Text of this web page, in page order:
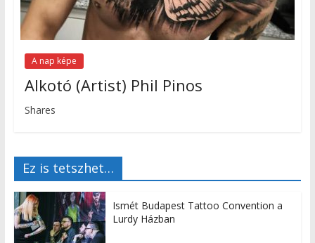
A nap képe
Alkotó (Artist) Phil Pinos
Shares
Ez is tetszhet…
Ismét Budapest Tattoo Convention a
Lurdy Házban